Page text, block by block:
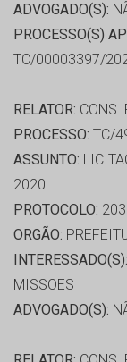
ADVOGADO(S):
PROCESSO(S)
TC/00003397/
RELATOR: CONS.
PROCESSO: TC/
ASSUNTO:
2020
PROTOCOLO:
ORGÃO:
INTERESSADO(S):
MISSOES
ADVOGADO(S):